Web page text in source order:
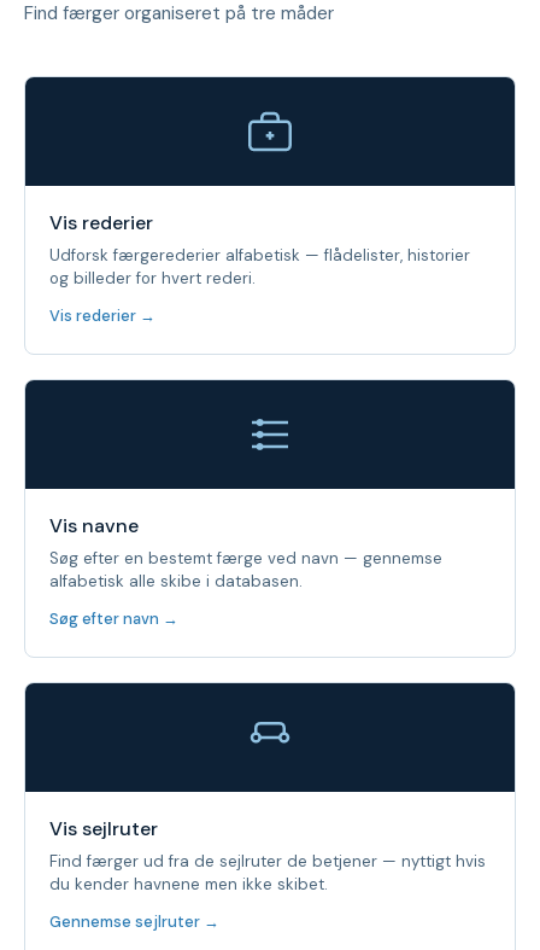
Find færger organiseret på tre måder
Vis rederier
Udforsk færgerederier alfabetisk — flådelister, historier
og billeder for hvert rederi.
Vis rederier →
Vis navne
Søg efter en bestemt færge ved navn — gennemse
alfabetisk alle skibe i databasen.
Søg efter navn →
Vis sejlruter
Find færger ud fra de sejlruter de betjener — nyttigt hvis
du kender havnene men ikke skibet.
Gennemse sejlruter →